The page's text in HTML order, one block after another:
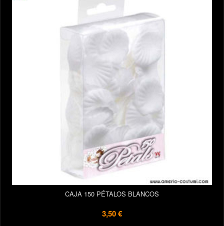
CAJA 150 PÉTALOS BLANCOS
3,50 €